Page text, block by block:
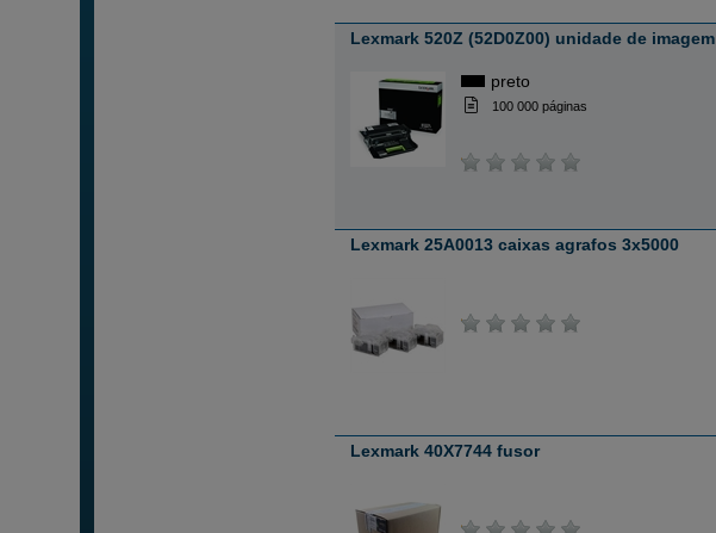
Lexmark 520Z (52D0Z00) unidade de imagem
preto
100 000 páginas
Lexmark 25A0013 caixas agrafos 3x5000
Lexmark 40X7744 fusor